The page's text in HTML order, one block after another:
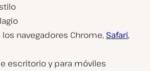
navegadores Chrome, Safari,
escritorio y para móviles